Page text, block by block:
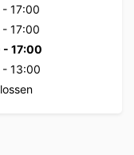
- 17:00
- 17:00
- 17:00
- 13:00